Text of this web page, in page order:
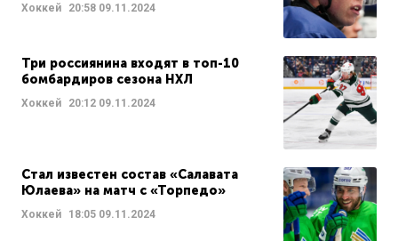
Хоккей 20:58 09.11.2024
Три россиянина входят в топ-10
бомбардиров сезона НХЛ
Хоккей 20:12 09.11.2024
Стал известен состав «Салавата
Юлаева» на матч с «Торпедо»
Хоккей 18:05 09.11.2024